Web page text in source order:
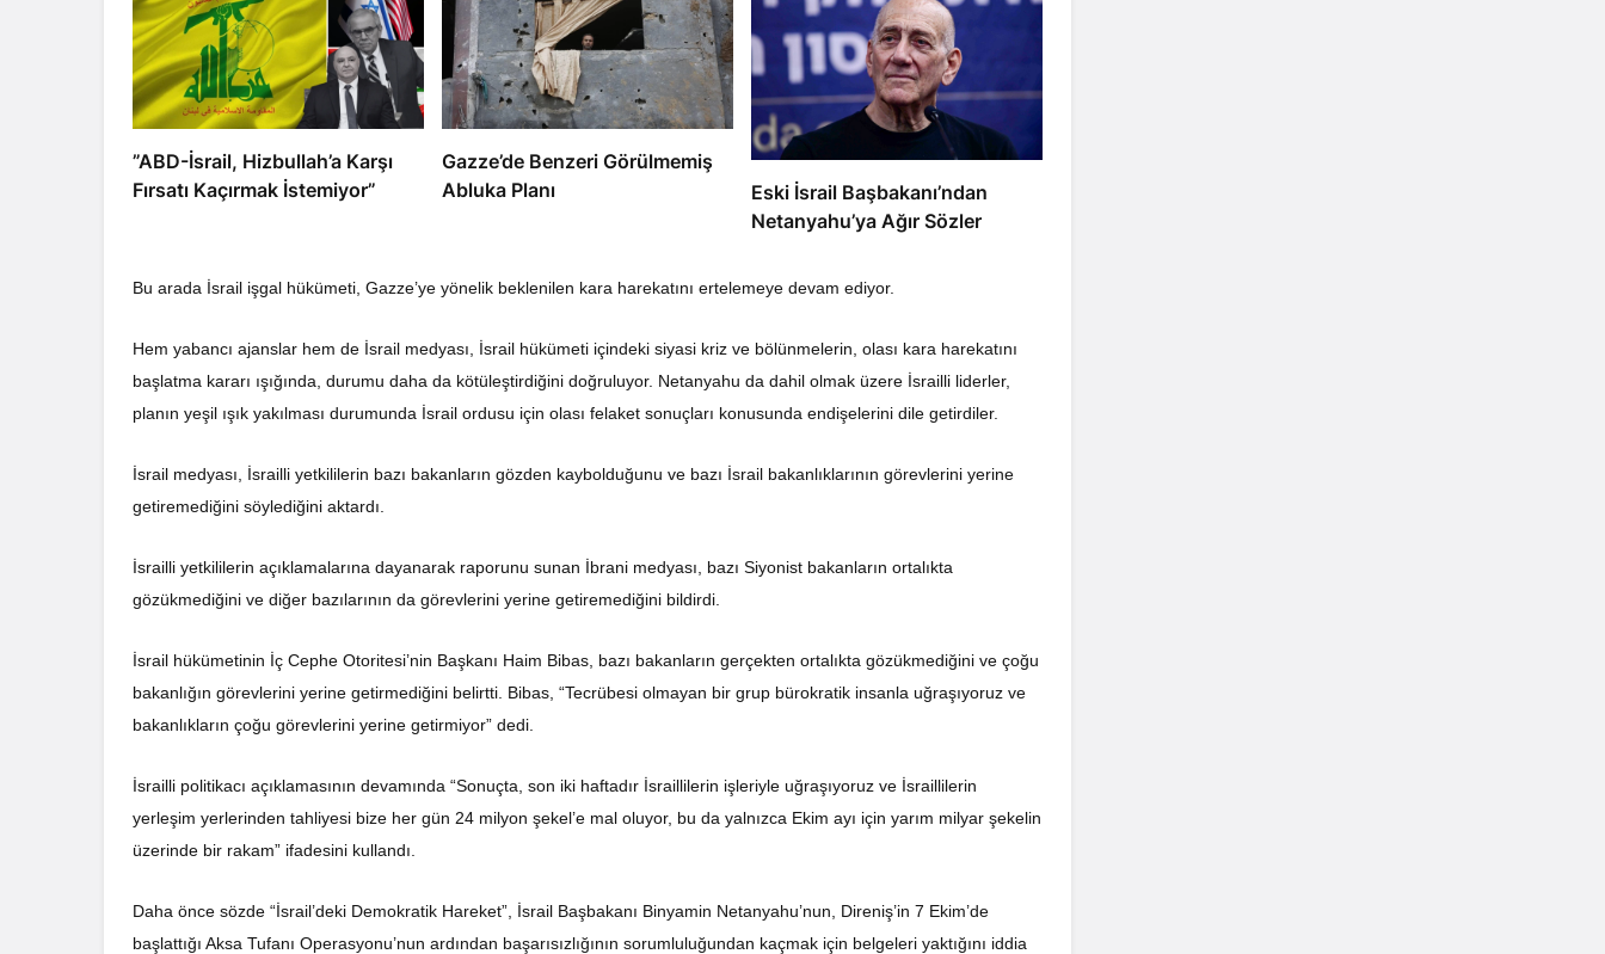
​​​​​​​”ABD-İsrail, Hizbullah’a Karşı
Fırsatı Kaçırmak İstemiyor”
​​​​​​​Gazze’de Benzeri Görülmemiş
Abluka Planı
Eski İsrail Başbakanı’ndan
Netanyahu’ya Ağır Sözler
Bu arada İsrail işgal hükümeti, Gazze’ye yönelik beklenilen kara harekatını ertelemeye devam ediyor.
Hem yabancı ajanslar hem de İsrail medyası, İsrail hükümeti içindeki siyasi kriz ve bölünmelerin, olası kara harekatını
başlatma kararı ışığında, durumu daha da kötüleştirdiğini doğruluyor. Netanyahu da dahil olmak üzere İsrailli liderler,
planın yeşil ışık yakılması durumunda İsrail ordusu için olası felaket sonuçları konusunda endişelerini dile getirdiler.
İsrail medyası, İsrailli yetkililerin bazı bakanların gözden kaybolduğunu ve bazı İsrail bakanlıklarının görevlerini yerine
getiremediğini söylediğini aktardı.
İsrailli yetkililerin açıklamalarına dayanarak raporunu sunan İbrani medyası, bazı Siyonist bakanların ortalıkta
gözükmediğini ve diğer bazılarının da görevlerini yerine getiremediğini bildirdi.
İsrail hükümetinin İç Cephe Otoritesi’nin Başkanı Haim Bibas, bazı bakanların gerçekten ortalıkta gözükmediğini ve çoğu
bakanlığın görevlerini yerine getirmediğini belirtti. Bibas, “Tecrübesi olmayan bir grup bürokratik insanla uğraşıyoruz ve
bakanlıkların çoğu görevlerini yerine getirmiyor” dedi.
İsrailli politikacı açıklamasının devamında “Sonuçta, son iki haftadır İsraillilerin işleriyle uğraşıyoruz ve İsraillilerin
yerleşim yerlerinden tahliyesi bize her gün 24 milyon şekel’e mal oluyor, bu da yalnızca Ekim ayı için yarım milyar şekelin
üzerinde bir rakam” ifadesini kullandı.
Daha önce sözde “İsrail’deki Demokratik Hareket”, İsrail Başbakanı Binyamin Netanyahu’nun, Direniş’in 7 Ekim’de
başlattığı Aksa Tufanı Operasyonu’nun ardından başarısızlığının sorumluluğundan kaçmak için belgeleri yaktığını iddia